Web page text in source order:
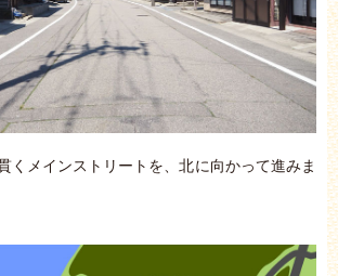
くメインストリートを、北に向かって進みま